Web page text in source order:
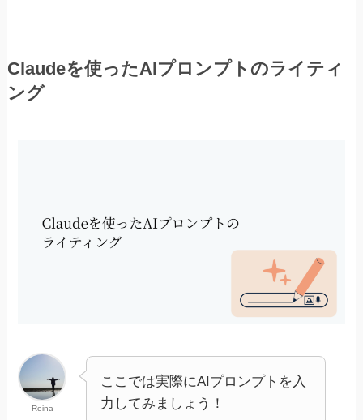
Claudeを使ったAIプロンプトのライティ
ング
Reina
ここでは実際にAIプロンプトを入
力してみましょう！